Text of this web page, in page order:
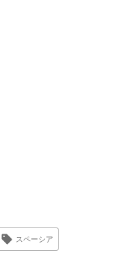
スペーシア